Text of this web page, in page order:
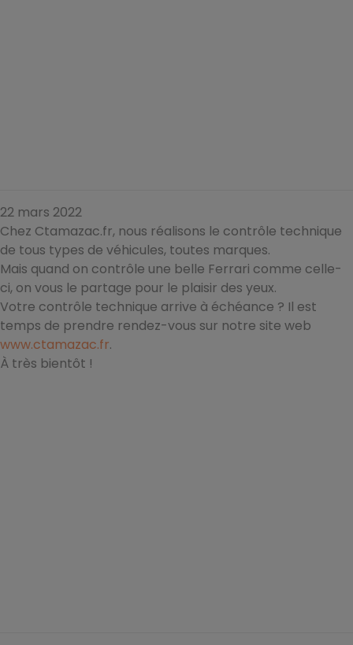
22 mars 2022
Chez Ctamazac.fr, nous réalisons le contrôle technique
de tous types de véhicules, toutes marques.
Mais quand on contrôle une belle Ferrari comme celle-
ci, on vous le partage pour le plaisir des yeux.
Votre contrôle technique arrive à échéance ? Il est
temps de prendre rendez-vous sur notre site web
www.ctamazac.fr.
À très bientôt !